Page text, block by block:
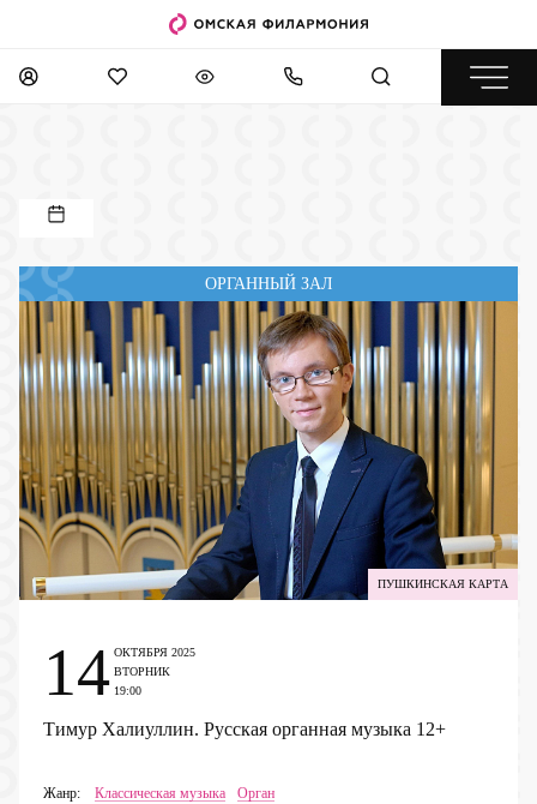
ОРГАННЫЙ ЗАЛ
ПУШКИНСКАЯ КАРТА
Тимур Халиуллин. Русская органная музыка 12+
Жанр: Классическая музыка Орган
14 ОКТЯБРЯ 2025
ВТОРНИК
19:00